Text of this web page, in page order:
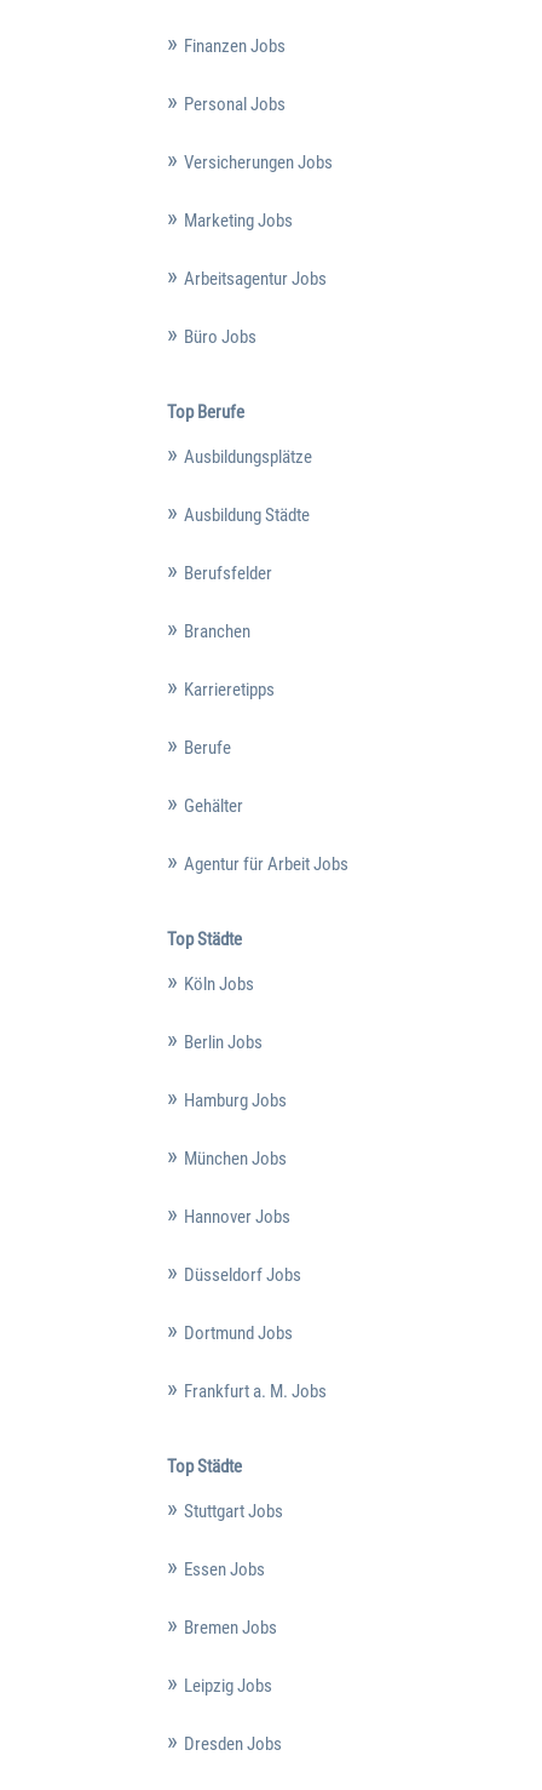
Finanzen Jobs
Personal Jobs
Versicherungen Jobs
Marketing Jobs
Arbeitsagentur Jobs
Büro Jobs
Top Berufe
Ausbildungsplätze
Ausbildung Städte
Berufsfelder
Branchen
Karrieretipps
Berufe
Gehälter
Agentur für Arbeit Jobs
Top Städte
Köln Jobs
Berlin Jobs
Hamburg Jobs
München Jobs
Hannover Jobs
Düsseldorf Jobs
Dortmund Jobs
Frankfurt a. M. Jobs
Top Städte
Stuttgart Jobs
Essen Jobs
Bremen Jobs
Leipzig Jobs
Dresden Jobs